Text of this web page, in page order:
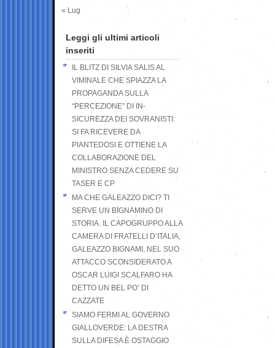
« Lug
Leggi gli ultimi articoli
inseriti
IL BLITZ DI SILVIA SALIS AL
VIMINALE CHE SPIAZZA LA
PROPAGANDA SULLA
“PERCEZIONE” DI IN-
SICUREZZA DEI SOVRANISTI:
SI FA RICEVERE DA
PIANTEDOSI E OTTIENE LA
COLLABORAZIONE DEL
MINISTRO SENZA CEDERE SU
TASER E CP
MA CHE GALEAZZO DICI? TI
SERVE UN BIGNAMINO DI
STORIA. IL CAPOGRUPPO ALLA
CAMERA DI FRATELLI D’ITALIA,
GALEAZZO BIGNAMI, NEL SUO
ATTACCO SCONSIDERATO A
OSCAR LUIGI SCALFARO HA
DETTO UN BEL PO’ DI
CAZZATE
SIAMO FERMI AL GOVERNO
GIALLOVERDE: LA DESTRA
SULLA DIFESA È OSTAGGIO